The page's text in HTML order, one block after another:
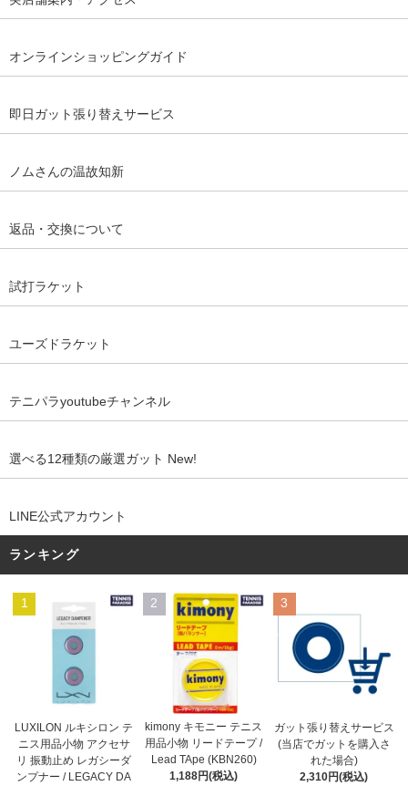
オンラインショッピングガイド
即日ガット張り替えサービス
ノムさんの温故知新
返品・交換について
試打ラケット
ユーズドラケット
テニパラyoutubeチャンネル
選べる12種類の厳選ガット New!
LINE公式アカウント
ランキング
1
LUXILON ルキシロン テ
ニス用品小物 アクセサ
リ 振動止め レガシーダ
ンプナー / LEGACY DA
2
kimony キモニー テニス
用品小物 リードテープ /
Lead TApe (KBN260)
1,188円(税込)
3
ガット張り替えサービス
(当店でガットを購入さ
れた場合)
2,310円(税込)